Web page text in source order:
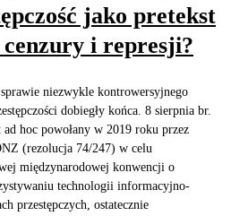
jako pretekst
i represji?
niezwykle kontrowersyjnego
dobiegły końca. 8 sierpnia br.
hoc powołany w 2019 roku przez
(rezolucja 74/247) w celu
międzynarodowej konwencji o
technologii informacyjno-
przestępczych, ostatecznie